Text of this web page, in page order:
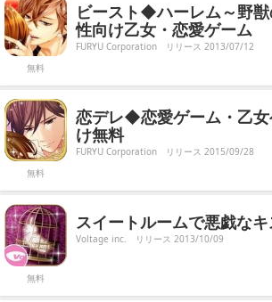
無料
ビースト◆ハーレム～野
性向け乙女・恋愛ゲーム
FURYU Corporation リリース 2013/07/12
無料
恋デレ◆恋愛ゲーム・乙女
け無料
FURYU Corporation リリース 2015/09/28
無料
スイートルームで悪戯なキ
Voltage inc. リリース 2013/10/09